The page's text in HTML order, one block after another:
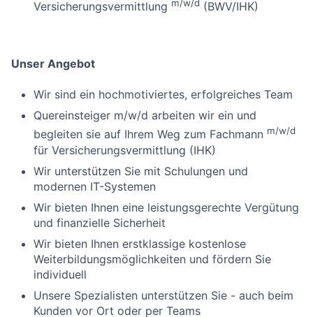
Versicherungsvermittlung m/w/d (BWV/IHK)
Unser Angebot
Wir sind ein hochmotiviertes, erfolgreiches Team
Quereinsteiger m/w/d arbeiten wir ein und
begleiten sie auf Ihrem Weg zum Fachmann m/w/d
für Versicherungsvermittlung (IHK)
Wir unterstützen Sie mit Schulungen und
modernen IT-Systemen
Wir bieten Ihnen eine leistungsgerechte Vergütung
und finanzielle Sicherheit
Wir bieten Ihnen erstklassige kostenlose
Weiterbildungsmöglichkeiten und fördern Sie
individuell
Unsere Spezialisten unterstützen Sie - auch beim
Kunden vor Ort oder per Teams